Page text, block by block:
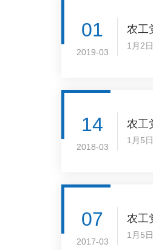
01
2019-03
农工
1月2
14
2018-03
农工
1月5
07
2017-03
农工
1月5